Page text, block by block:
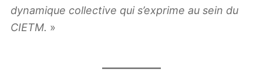
dynamique collective qui s’exprime au sein du
CIETM. »